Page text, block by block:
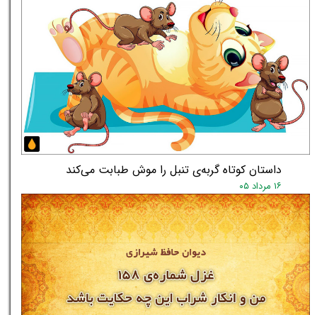
داستان کوتاه گربه‌ی تنبل را موش طبابت می‌کند
۱۶ مرداد ۰۵